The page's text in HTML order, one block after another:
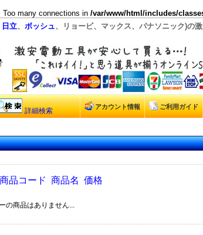
many connections in /var/www/html/includes/
日立、 ボッシュ、リョービ、マックス、パナソニック)の
詳細検索 ご利用ガイド
アカウント情報
商品コード 商品名 価格
の商品はありません...